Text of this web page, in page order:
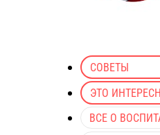
СОВЕТЫ
ЭТО
ВСЕ О